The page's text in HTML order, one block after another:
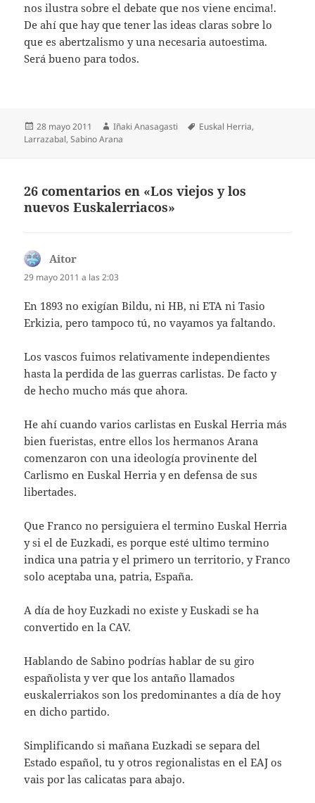
nos ilustra sobre el debate que nos viene encima!.
De ahí que hay que tener las ideas claras sobre lo
que es abertzalismo y una necesaria autoestima.
Será bueno para todos.
Publicado
el
28 mayo 2011 Autor
Iñaki Anasagasti Etiquetas
Euskal Herria,
Larrazabal,Sabino Arana
26 comentarios en «Los viejos y los
nuevos Euskalerriacos»
Aitor
29 mayo 2011 a las 2:03
En 1893 no exigían Bildu, ni HB, ni ETA ni Tasio
Erkizia, pero tampoco tú, no vayamos ya faltando.
Los vascos fuimos relativamente independientes
hasta la perdida de las guerras carlistas. De facto y
de hecho mucho más que ahora.
He ahí cuando varios carlistas en Euskal Herria más
bien fueristas, entre ellos los hermanos Arana
comenzaron con una ideología provinente del
Carlismo en Euskal Herria y en defensa de sus
libertades.
Que Franco no persiguiera el termino Euskal Herria
y si el de Euzkadi, es porque esté ultimo termino
indica una patria y el primero un territorio, y Franco
solo aceptaba una, patria, España.
A día de hoy Euzkadi no existe y Euskadi se ha
convertido en la CAV.
Hablando de Sabino podrías hablar de su giro
españolista y ver que los antaño llamados
euskalerriakos son los predominantes a día de hoy
en dicho partido.
Simplificando si mañana Euzkadi se separa del
Estado español, tu y otros regionalistas en el EAJ os
vais por las calicatas para abajo.